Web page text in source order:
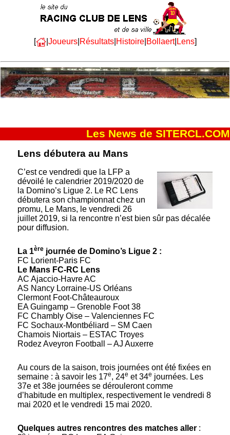
[ | Joueurs| Résultats| Histoire| Bollaert| Lens]
Les News de SITERCL.COM
Lens débutera au Mans
C’est ce vendredi que la LFP a
dévoilé le calendrier 2019/2020 de
la Domino’s Ligue 2. Le RC Lens
débutera son championnat chez un
promu, Le Mans, le vendredi 26
juillet 2019, si la rencontre n’est bien sûr pas décalée
pour diffusion.
La 1ère journée de Domino’s Ligue 2 :
FC Lorient-Paris FC
Le Mans FC-RC Lens
AC Ajaccio-Havre AC
AS Nancy Lorraine-US Orléans
Clermont Foot-Châteauroux
EA Guingamp – Grenoble Foot 38
FC Chambly Oise – Valenciennes FC
FC Sochaux-Montbéliard – SM Caen
Chamois Niortais – ESTAC Troyes
Rodez Aveyron Football – AJ Auxerre
Au cours de la saison, trois journées ont été fixées en
semaine : à savoir les 17e, 24e et 34e journées. Les
37e et 38e journées se dérouleront comme
d’habitude en multiplex, respectivement le vendredi 8
mai 2020 et le vendredi 15 mai 2020.
Quelques autres rencontres des matches aller :